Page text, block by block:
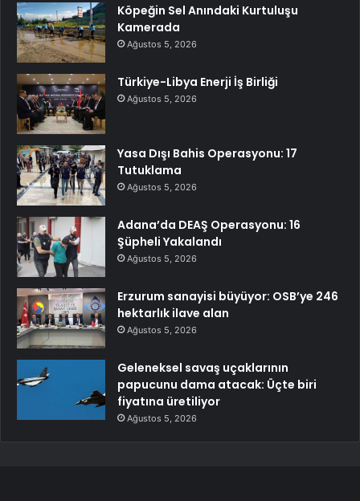
Köpeğin Sel Anındaki Kurtuluşu
Kamerada
Ağustos 5, 2026
Türkiye-Libya Enerji İş Birliği
Ağustos 5, 2026
Yasa Dışı Bahis Operasyonu: 17
Tutuklama
Ağustos 5, 2026
Adana’da DEAŞ Operasyonu: 16
Şüpheli Yakalandı
Ağustos 5, 2026
Erzurum sanayisi büyüyor: OSB’ye 246
hektarlık ilave alan
Ağustos 5, 2026
Geleneksel savaş uçaklarının
papucunu dama atacak: Üçte biri
fiyatına üretiliyor
Ağustos 5, 2026